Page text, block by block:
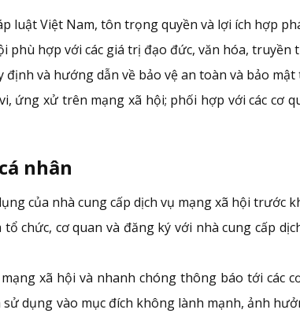
Việt Nam, tôn trọng quyền và lợi ích hợp
phù hợp với các giá trị đạo đức, văn hóa, truyền
và hướng dẫn về bảo vệ an toàn và bảo
ứng xử trên mạng xã hội; phối hợp với các
nhân
của nhà cung cấp dịch vụ mạng xã hội trước
chức, cơ quan và đăng ký với nhà cung cấp
xã hội và nhanh chóng thông báo tới các
dụng vào mục đích không lành mạnh, ảnh